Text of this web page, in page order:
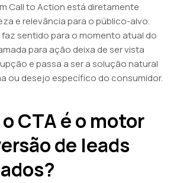
Call to Action está diretamente
e relevância para o público-alvo.
sentido para o momento atual do
para ação deixa de ser vista
e passa a ser a solução natural
ou desejo específico do consumidor.
CTA é o motor
de leads